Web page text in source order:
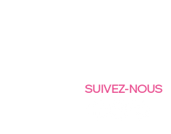
SUIVEZ-NOUS